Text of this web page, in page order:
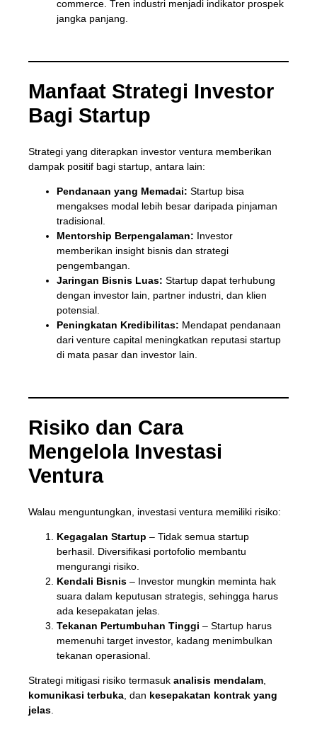
commerce. Tren industri menjadi indikator prospek
jangka panjang.
Manfaat Strategi Investor
Bagi Startup
Strategi yang diterapkan investor ventura memberikan
dampak positif bagi startup, antara lain:
Pendanaan yang Memadai: Startup bisa
mengakses modal lebih besar daripada pinjaman
tradisional.
Mentorship Berpengalaman: Investor
memberikan insight bisnis dan strategi
pengembangan.
Jaringan Bisnis Luas: Startup dapat terhubung
dengan investor lain, partner industri, dan klien
potensial.
Peningkatan Kredibilitas: Mendapat pendanaan
dari venture capital meningkatkan reputasi startup
di mata pasar dan investor lain.
Risiko dan Cara
Mengelola Investasi
Ventura
Walau menguntungkan, investasi ventura memiliki risiko:
Kegagalan Startup – Tidak semua startup
berhasil. Diversifikasi portofolio membantu
mengurangi risiko.
Kendali Bisnis– Investor mungkin meminta hak
suara dalam keputusan strategis, sehingga harus
ada kesepakatan jelas.
Tekanan Pertumbuhan Tinggi – Startup harus
memenuhi target investor, kadang menimbulkan
tekanan operasional.
Strategi mitigasi risiko termasuk analisis mendalam,
komunikasi terbuka, dan kesepakatan kontrak yang
jelas.